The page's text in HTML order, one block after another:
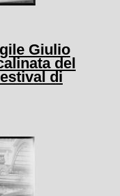
Giulio
del
di